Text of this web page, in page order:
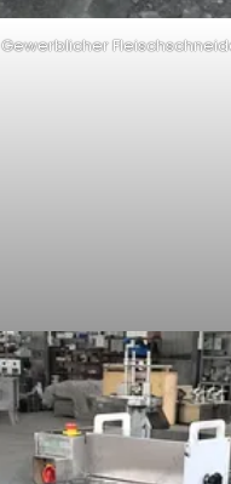
Gewerblicher